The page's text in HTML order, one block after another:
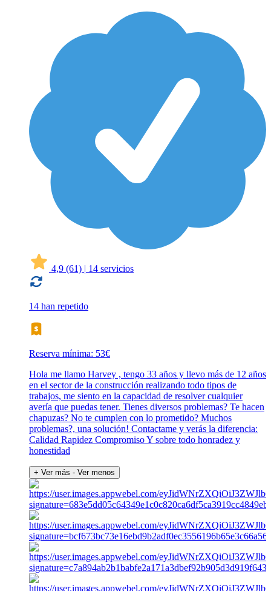
4,9 (61) | 14 servicios
14 han repetido
Reserva mínima: 53€
Hola me llamo Harvey , tengo 33 años y llevo más de 12 años
en el sector de la construcción realizando todo tipos de
trabajos, me siento en la capacidad de resolver cualquier
avería que puedas tener. Tienes diversos problemas? Te hacen
chapuzas? No te cumplen con lo prometido? Muchos
problemas?, una solución! Contactame y verás la diferencia:
Calidad Rapidez Compromiso Y sobre todo honradez y
honestidad
+ Ver más - Ver menos